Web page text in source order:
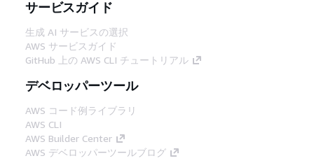
サービスガイド
生成 AI サービスの選択
AWS サービスガイド
GitHub 上の AWS CLI チュートリアル
デベロッパーツール
AWS コード例ライブラリ
AWS CLI
AWS Builder Center
AWS デベロッパーツールブログ